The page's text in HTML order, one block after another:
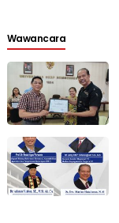
Wawancara